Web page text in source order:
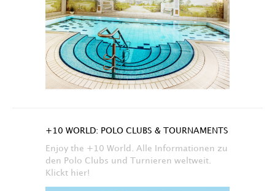
+10 WORLD: POLO CLUBS & TOURNAMENTS
Enjoy the +10 World. Alle Informationen zu
den Polo Clubs und Turnieren weltweit.
Klickt hier!